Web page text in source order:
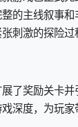
的主线叙事
刺激的探险
了奖励关卡
深度，为玩